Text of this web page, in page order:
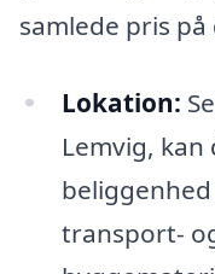
samlede pris
Lokation:
Lemvig, kan
transport-